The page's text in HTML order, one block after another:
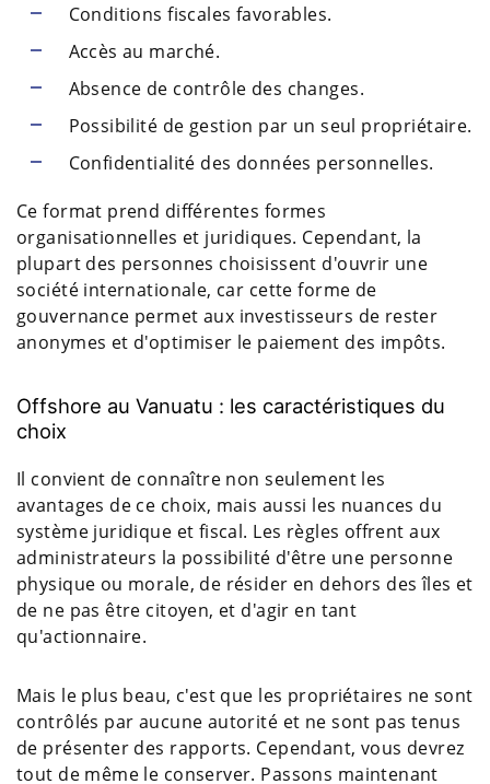
Conditions fiscales favorables.
Accès au marché.
Absence de contrôle des changes.
Possibilité de gestion par un seul propriétaire.
Confidentialité des données personnelles.
Ce format prend différentes formes
organisationnelles et juridiques. Cependant, la
plupart des personnes choisissent d'ouvrir une
société internationale, car cette forme de
gouvernance permet aux investisseurs de rester
anonymes et d'optimiser le paiement des impôts.
Offshore au Vanuatu : les caractéristiques du
choix
Il convient de connaître non seulement les
avantages de ce choix, mais aussi les nuances du
système juridique et fiscal. Les règles offrent aux
administrateurs la possibilité d'être une personne
physique ou morale, de résider en dehors des îles et
de ne pas être citoyen, et d'agir en tant
qu'actionnaire.
Mais le plus beau, c'est que les propriétaires ne sont
contrôlés par aucune autorité et ne sont pas tenus
de présenter des rapports. Cependant, vous devrez
tout de même le conserver. Passons maintenant